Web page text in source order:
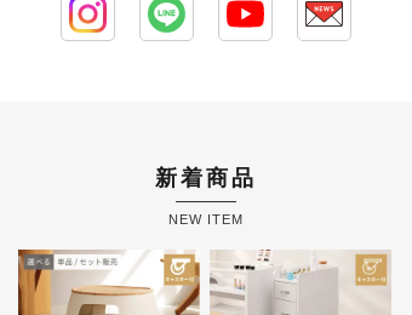
新着商品
NEW ITEM